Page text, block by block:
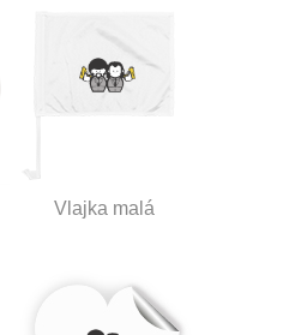
Vlajka malá